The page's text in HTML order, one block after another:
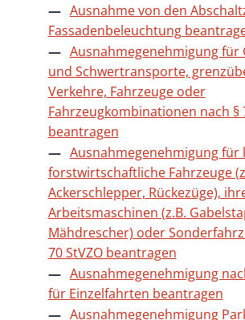
Ausnahme von den
Fassadenbeleuchtung
Ausnahmegenehmigung für
und Schwertransporte,
Verkehre, Fahrzeuge oder
Fahrzeugkombinationen nach §
beantragen
Ausnahmegenehmigung für
forstwirtschaftliche Fahrzeuge
Ackerschlepper, Rückezüge),
Arbeitsmaschinen (z.B.
Mähdrescher) oder
70 StVZO beantragen
Ausnahmegenehmigung
für Einzelfahrten beantragen
Ausnahmegenehmigung